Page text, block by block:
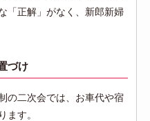
「正解」がなく、新郎新婦
づけ
の二次会では、お車代や宿
ます。